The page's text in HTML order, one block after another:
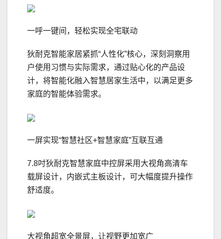
一呼一键间，轻松实现全宅联动
狄耐克智能家居紧抓“人性化”核心，深刻洞察用
户使用习惯与实际需求，通过贴心化的产品设
计，将智能化融入智慧居家生活中，以满足更多
家庭的智能体验需求。
一屏实现“智慧社区+智慧家庭”互联互通
7.8吋狄耐克智慧家庭中控屏采用大视角高清车
载屏设计，内嵌式主板设计，可大幅度提升操作
舒适度。
大视角超宽全景屏，让视野更加宽广